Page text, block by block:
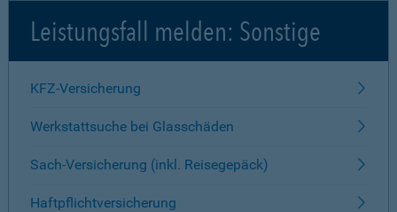
Leistungsfall melden: Sonstige
KFZ-Versicherung
Werkstattsuche bei Glasschäden
Sach-Versicherung (inkl. Reisegepäck)
Haftpflichtversicherung